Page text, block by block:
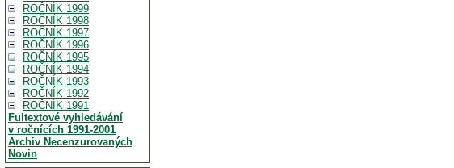
ROČNÍK 1999
ROČNÍK 1998
ROČNÍK 1997
ROČNÍK 1996
ROČNÍK 1995
ROČNÍK 1994
ROČNÍK 1993
ROČNÍK 1992
ROČNÍK 1991
Fultextové vyhledávání
v ročnících 1991-2001
Archiv Necenzurovaných
Novin